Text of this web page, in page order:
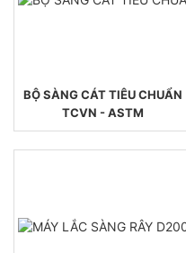
BỘ SÀNG CÁT TIÊU CHUẨN
TCVN - ASTM